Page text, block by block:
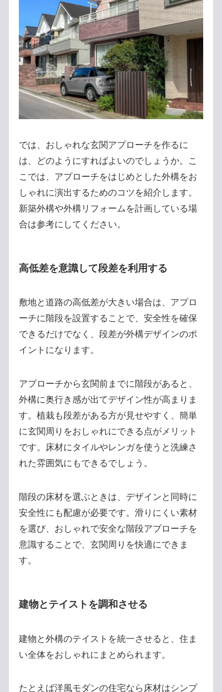
では、おしゃれな玄関アプローチを作るに
は、どのようにすればよいのでしょうか。こ
こでは、アプローチをはじめとした外構をお
しゃれに演出するためのコツを紹介します。
新築外構や外構リフォームを計画している場
合は参考にしてください。
高低差を意識して段差を利用する
敷地と道路の高低差が大きい場合は、アプロ
ーチに階段を設置することで、安全性を確保
できるだけでなく、段差が外構デザインのポ
イントになります。
アプローチから玄関前までに階段があると、
外構に奥行き感が出てデザイン性が高まりま
す。植栽も段差がある方が見せやすく、簡単
に玄関周りをおしゃれにできる点がメリット
です。床材にタイルやレンガを使うと洗練さ
れた雰囲気にもできるでしょう。
階段の床材を選ぶときは、デザインと同時に
安全性にも配慮が必要です。滑りにくい素材
を選び、おしゃれで安全な階段アプローチを
意識することで、玄関周りを快適にできま
す。
建物とテイストを調和させる
建物と外構のテイストを統一させると、住ま
い全体をおしゃれにまとめられます。
たとえば洋風モダンの住宅なら床材はシンプ